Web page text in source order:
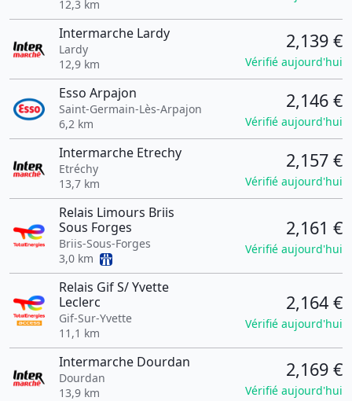
12,3 km
Intermarche Lardy
Lardy
12,9 km
2,139 €
Vérifié aujourd'hui
Esso Arpajon
Saint-Germain-Lès-Arpajon
6,2 km
2,146 €
Vérifié aujourd'hui
Intermarche Etrechy
Etréchy
13,7 km
2,157 €
Vérifié aujourd'hui
Relais Limours Briis
Sous Forges
Briis-Sous-Forges
3,0 km
2,161 €
Vérifié aujourd'hui
Relais Gif S/ Yvette
Leclerc
Gif-Sur-Yvette
11,1 km
2,164 €
Vérifié aujourd'hui
Intermarche Dourdan
Dourdan
13,9 km
2,169 €
Vérifié aujourd'hui